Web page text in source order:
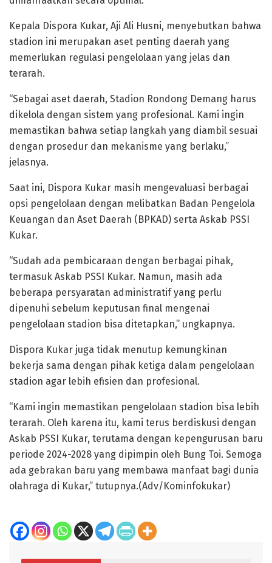
Kepala Dispora Kukar, Aji Ali Husni, menyebutkan bahwa
stadion ini merupakan aset penting daerah yang
memerlukan regulasi pengelolaan yang jelas dan
terarah.
“Sebagai aset daerah, Stadion Rondong Demang harus
dikelola dengan sistem yang profesional. Kami ingin
memastikan bahwa setiap langkah yang diambil sesuai
dengan prosedur dan mekanisme yang berlaku,”
jelasnya.
Saat ini, Dispora Kukar masih mengevaluasi berbagai
opsi pengelolaan dengan melibatkan Badan Pengelola
Keuangan dan Aset Daerah (BPKAD) serta Askab PSSI
Kukar.
“Sudah ada pembicaraan dengan berbagai pihak,
termasuk Askab PSSI Kukar. Namun, masih ada
beberapa persyaratan administratif yang perlu
dipenuhi sebelum keputusan final mengenai
pengelolaan stadion bisa ditetapkan,” ungkapnya.
Dispora Kukar juga tidak menutup kemungkinan
bekerja sama dengan pihak ketiga dalam pengelolaan
stadion agar lebih efisien dan profesional.
“Kami ingin memastikan pengelolaan stadion bisa lebih
terarah. Oleh karena itu, kami terus berdiskusi dengan
Askab PSSI Kukar, terutama dengan kepengurusan baru
periode 2024-2028 yang dipimpin oleh Bung Toi. Semoga
ada gebrakan baru yang membawa manfaat bagi dunia
olahraga di Kukar,” tutupnya.(Adv/Kominfokukar)